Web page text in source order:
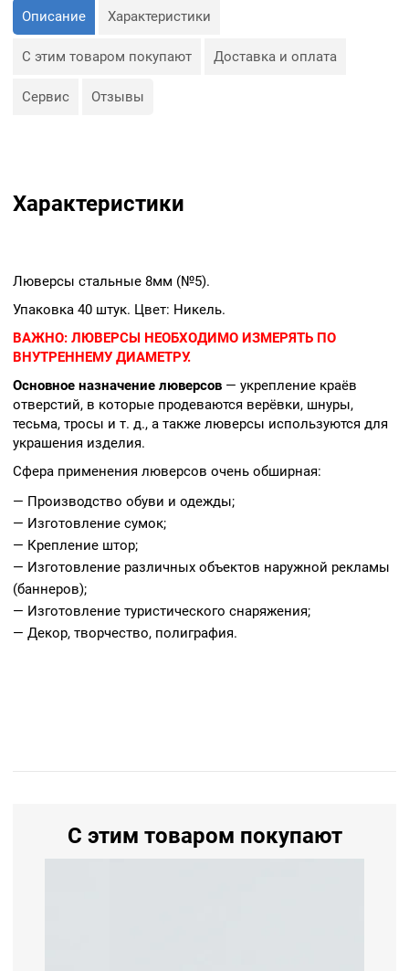
полиграфия.
Описание Характеристики
С этим товаром покупают Доставка и оплата
Сервис Отзывы
Характеристики
Люверсы стальные 8мм (№5).
Упаковка 40 штук. Цвет: Никель.
ВАЖНО: ЛЮВЕРСЫ НЕОБХОДИМО ИЗМЕРЯТЬ ПО
ВНУТРЕННЕМУ ДИАМЕТРУ.
Основное назначение люверсов — укрепление краёв
отверстий, в которые продеваются верёвки, шнуры,
тесьма, тросы и т. д., а также люверсы используются для
украшения изделия.
Сфера применения люверсов очень обширная:
— Производство обуви и одежды;
— Изготовление сумок;
— Крепление штор;
— Изготовление различных объектов наружной рекламы
(баннеров);
— Изготовление туристического снаряжения;
— Декор, творчество, полиграфия.
С этим товаром покупают